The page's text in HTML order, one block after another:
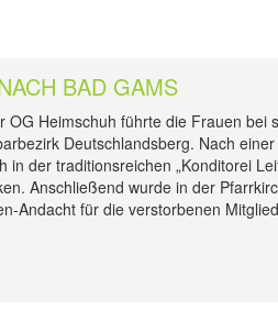
BAD GAMS
Heimschuh führte die Frauen bei
Deutschlandsberg. Nach einer
der traditionsreichen „Konditorei
Anschließend wurde in der
Andacht für die verstorbenen